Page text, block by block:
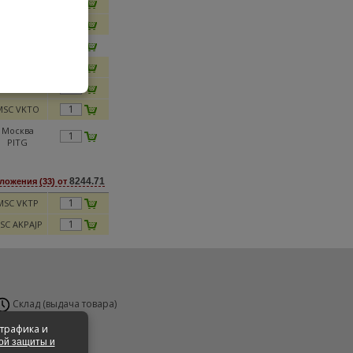
VKTO
Москва
PITG
(33) от 8244.71
VKTP
AKPAJP
и
защиты и
Склад (выдача товара)
Вс 24 часа